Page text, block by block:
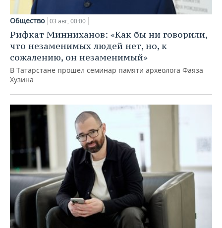
Общество 03 авг, 00:00
Рифкат Минниханов: «Как бы ни говорили,
что незаменимых людей нет, но, к
сожалению, он незаменимый»
В Татарстане прошел семинар памяти археолога Фаяза
Хузина